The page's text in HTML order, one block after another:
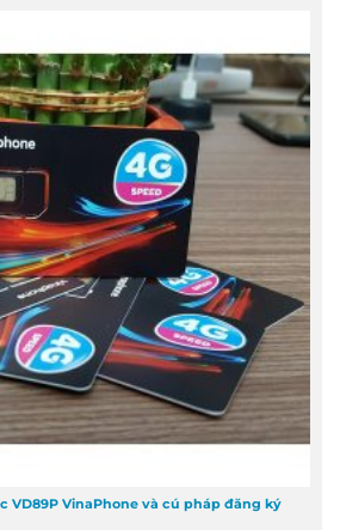
VD89P VinaPhone và cú pháp đăng ký